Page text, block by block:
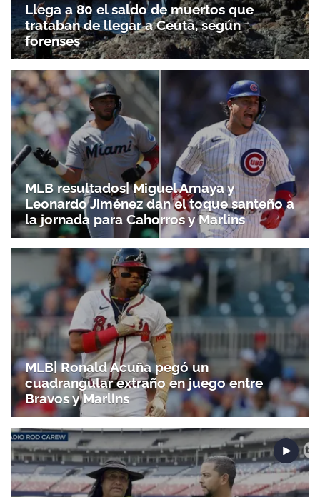
Llega a 80 el saldo de muertos que
trataban de llegar a Ceuta, según
forenses
MLB resultados| Miguel Amaya y
Leonardo Jiménez dan el toque santeño a
la jornada para Cahorros y Marlins
MLB| Ronald Acuña pegó un
cuadrangular extraño en juego entre
Bravos y Marlins